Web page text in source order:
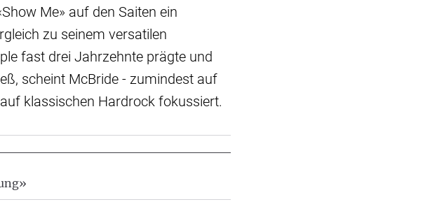
Me» auf den Saiten ein
zu seinem versatilen
fast drei Jahrzehnte prägte und
scheint McBride - zumindest auf
klassischen Hardrock fokussiert.